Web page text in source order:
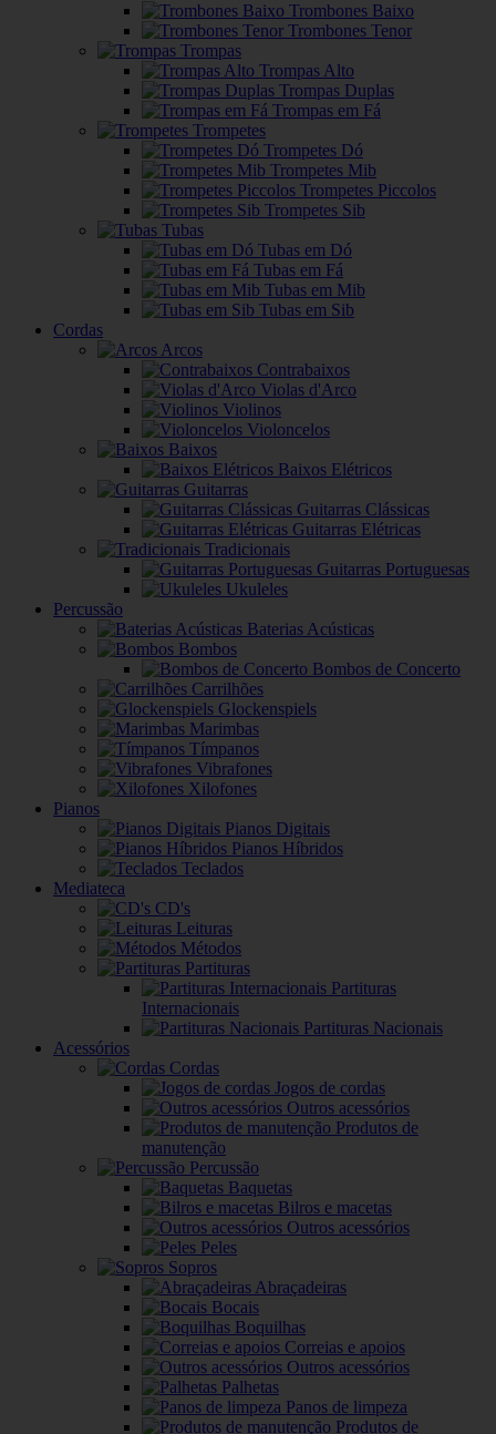
Trombones Baixo
Trombones Tenor
Trompas
Trompas Alto
Trompas Duplas
Trompas em Fá
Trompetes
Trompetes Dó
Trompetes Mib
Trompetes Piccolos
Trompetes Sib
Tubas
Tubas em Dó
Tubas em Fá
Tubas em Mib
Tubas em Sib
Cordas
Arcos
Contrabaixos
Violas d'Arco
Violinos
Violoncelos
Baixos
Baixos Elétricos
Guitarras
Guitarras Clássicas
Guitarras Elétricas
Tradicionais
Guitarras Portuguesas
Ukuleles
Percussão
Baterias Acústicas
Bombos
Bombos de Concerto
Carrilhões
Glockenspiels
Marimbas
Tímpanos
Vibrafones
Xilofones
Pianos
Pianos Digitais
Pianos Híbridos
Teclados
Mediateca
CD's
Leituras
Métodos
Partituras
Partituras
Internacionais
Partituras Nacionais
Acessórios
Cordas
Jogos de cordas
Outros acessórios
Produtos de
manutenção
Percussão
Baquetas
Bilros e macetas
Outros acessórios
Peles
Sopros
Abraçadeiras
Bocais
Boquilhas
Correias e apoios
Outros acessórios
Palhetas
Panos de limpeza
Produtos de